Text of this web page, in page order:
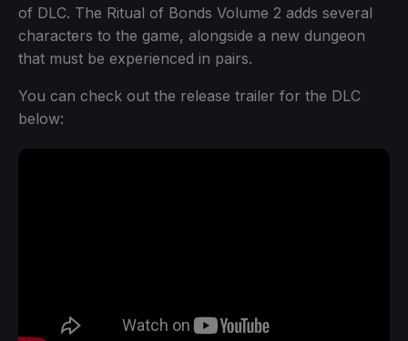
of DLC. The Ritual of Bonds Volume 2 adds several
characters to the game, alongside a new dungeon
that must be experienced in pairs.
You can check out the release trailer for the DLC
below: